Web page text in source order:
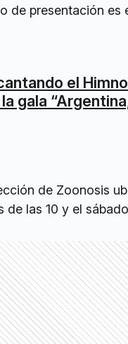
de presentación es
el
gala
de Zoonosis
las 10 y el